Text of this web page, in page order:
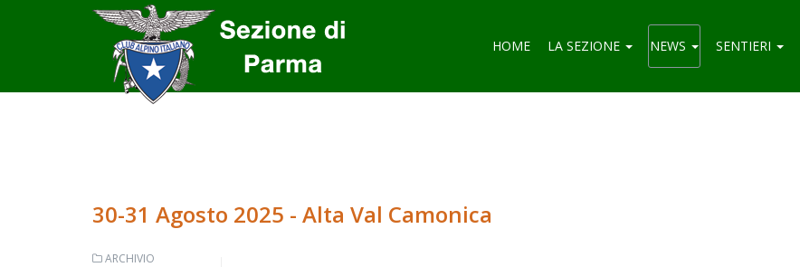
HOME LA SEZIONE NEWS SENTIERI
30-31 Agosto 2025 - Alta Val Camonica
ARCHIVIO